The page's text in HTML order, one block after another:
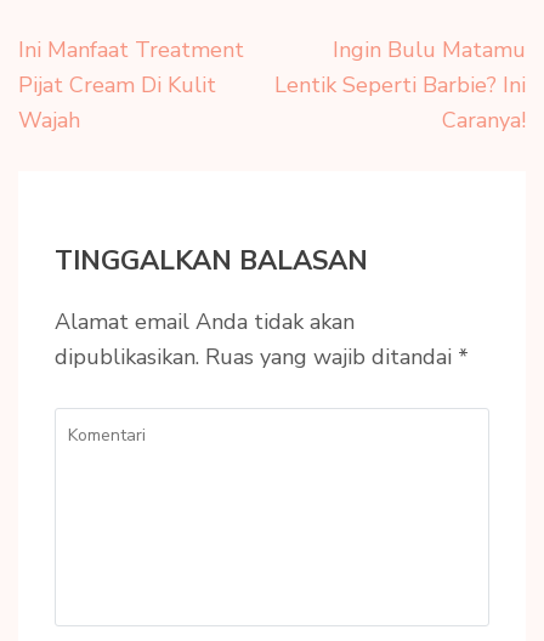
Navigasi
pos
Ini Manfaat Treatment
Pijat Cream Di Kulit
Wajah
Ingin Bulu Matamu
Lentik Seperti Barbie? Ini
Caranya!
TINGGALKAN BALASAN
Alamat email Anda tidak akan
dipublikasikan. Ruas yang wajib ditandai *
Komentari